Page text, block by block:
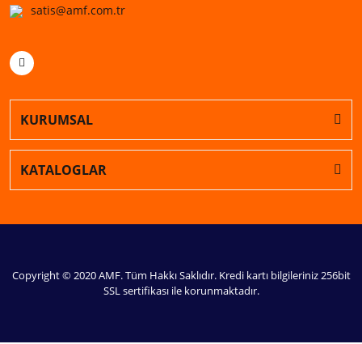
satis@amf.com.tr
KURUMSAL
KATALOGLAR
Copyright © 2020 AMF. Tüm Hakkı Saklıdır. Kredi kartı bilgileriniz 256bit
SSL sertifikası ile korunmaktadır.